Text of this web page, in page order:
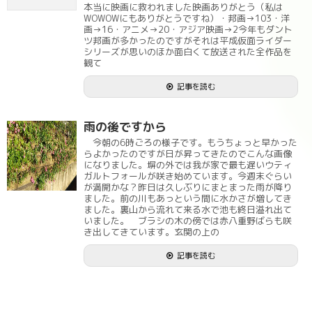
本当に映画に救われました映画ありがとう（私は
WOWOWにもありがとうですね）・邦画→103・洋
画→16・アニメ→20・アジア映画→2今年もダント
ツ邦画が多かったのですがそれは平成仮面ライダー
シリーズが思いのほか面白くて放送された全作品を
観て
記事を読む
雨の後ですから
今朝の6時ごろの様子です。もうちょっと早かった
らよかったのですが日が昇ってきたのでこんな画像
になりました。塀の外では我が家で最も遅いウティ
ガルトフォールが咲き始めています。今週末ぐらい
が満開かな？昨日は久しぶりにまとまった雨が降り
ました。前の川もあっという間に水かさが増してき
ました。裏山から流れて来る水で池も終日溢れ出て
いました。 ブラシの木の傍では赤八重野ばらも咲
き出してきています。玄関の上の
記事を読む